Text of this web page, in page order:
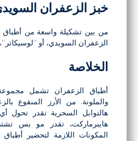
خبز الزعفران
من بين تشكيلة واسعة من أطباق
الزعفران السويدي، أو
الخلاصة
أطباق الزعفران تشمل
والملونة. من الأرز المنقوع
هالتوابل السحرية تقدر تحول
هايبرماركت، تقدر مو بس
المكونات اللازمة لتحضير